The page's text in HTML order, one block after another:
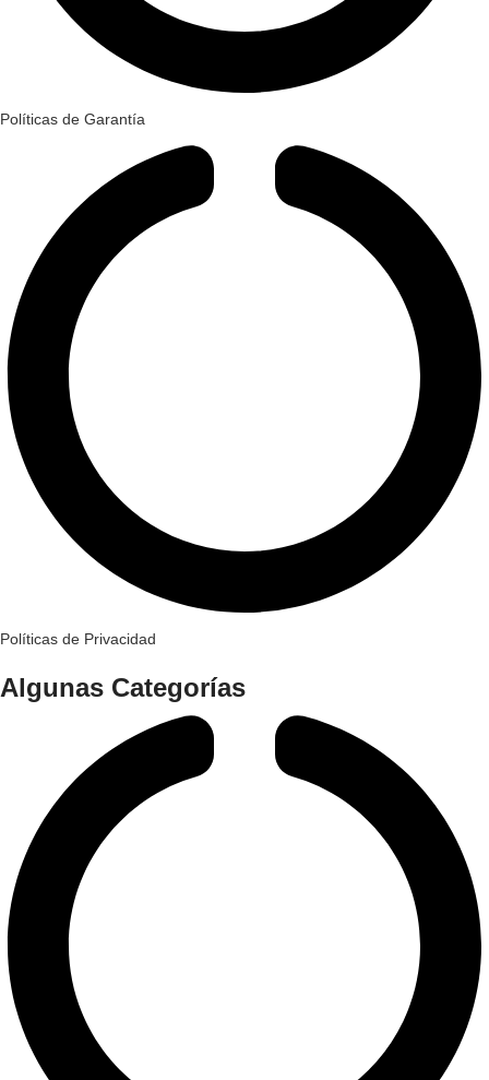
Políticas de Garantía
Políticas de Privacidad
Algunas Categorías